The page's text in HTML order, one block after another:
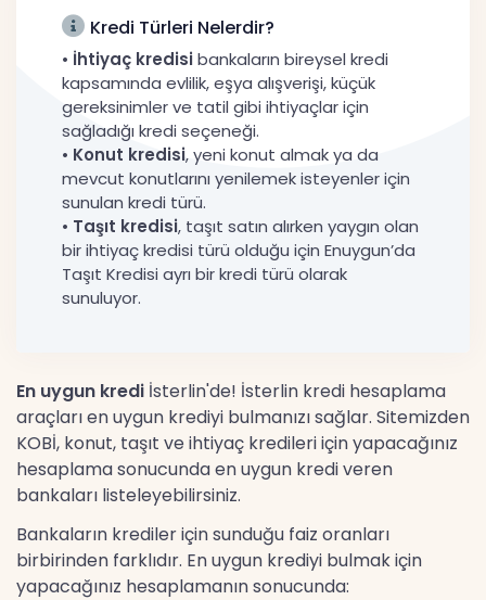
Kredi Türleri Nelerdir?
• İhtiyaç kredisibankaların bireysel kredi
kapsamında evlilik, eşya alışverişi, küçük
gereksinimler ve tatil gibi ihtiyaçlar için
sağladığı kredi seçeneği.
• Konut kredisi, yeni konut almak ya da
mevcut konutlarını yenilemek isteyenler için
sunulan kredi türü.
• Taşıt kredisi, taşıt satın alırken yaygın olan
bir ihtiyaç kredisi türü olduğu için Enuygun’da
Taşıt Kredisi ayrı bir kredi türü olarak
sunuluyor.
En uygun kredi İsterlin'de! İsterlin kredi hesaplama
araçları en uygun krediyi bulmanızı sağlar. Sitemizden
KOBİ, konut, taşıt ve ihtiyaç kredileri için yapacağınız
hesaplama sonucunda en uygun kredi veren
bankaları listeleyebilirsiniz.
Bankaların krediler için sunduğu faiz oranları
birbirinden farklıdır. En uygun krediyi bulmak için
yapacağınız hesaplamanın sonucunda: